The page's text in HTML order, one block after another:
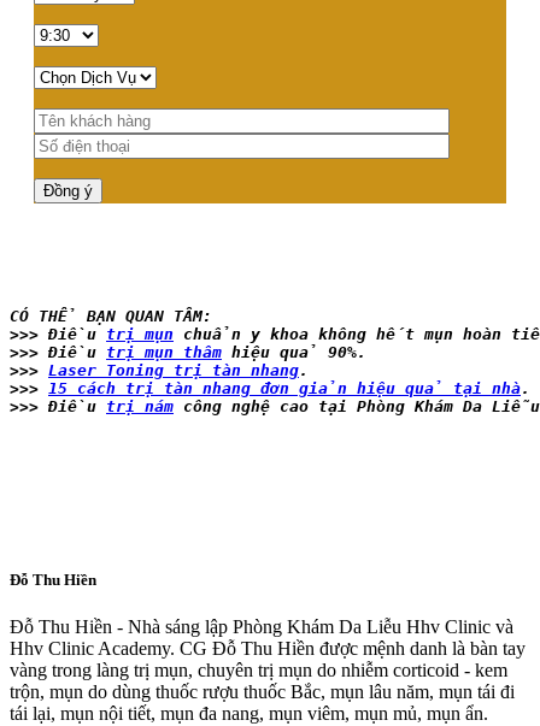
CÓ THỂ BẠN QUAN TÂM:
>>> Điều trị mụn chuẩn y khoa không hết mụn hoàn
>>> Điều trị mụn thâm hiệu quả 90%.
>>> Laser Toning trị tàn nhang.
>>> 15 cách trị tàn nhang đơn giản hiệu quả tại nhà.
>>> Điều trị nám công nghệ cao tại Phòng Khám Da
Đỗ Thu Hiền
Đỗ Thu Hiền - Nhà sáng lập Phòng Khám Da Liễu Hhv Clinic và
Hhv Clinic Academy. CG Đỗ Thu Hiền được mệnh danh là bàn tay
vàng trong làng trị mụn, chuyên trị mụn do nhiễm corticoid - kem
trộn, mụn do dùng thuốc rượu thuốc Bắc, mụn lâu năm, mụn tái đi
tái lại, mụn nội tiết, mụn đa nang, mụn viêm, mụn mủ, mụn ẩn.